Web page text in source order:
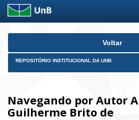
Skip
Voltar
REPOSITÓRIO INSTITUCIONAL DA UNB
Navegando por Autor
Guilherme Brito de